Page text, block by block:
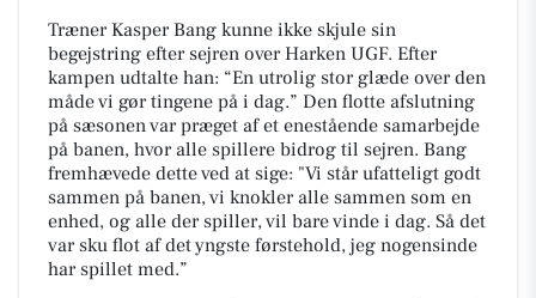
Træner Kasper Bang kunne ikke skjule sin
begejstring efter sejren over Harken UGF. Efter
kampen udtalte han: “En utrolig stor glæde over den
måde vi gør tingene på i dag.” Den flotte afslutning
på sæsonen var præget af et enestående samarbejde
på banen, hvor alle spillere bidrog til sejren. Bang
fremhævede dette ved at sige: "Vi står ufatteligt godt
sammen på banen, vi knokler alle sammen som en
enhed, og alle der spiller, vil bare vinde i dag. Så det
var sku flot af det yngste førstehold, jeg nogensinde
har spillet med.”